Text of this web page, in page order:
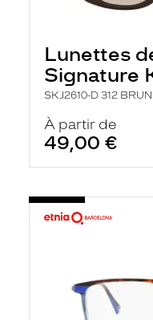
Lunettes
Signature
SKJ2610-D 312
À partir de
49,00 €